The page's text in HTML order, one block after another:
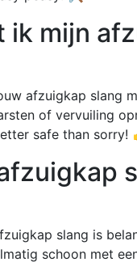
ik mijn
afzuigkap slang
of vervuiling
safe than sorry!
slang is
schoon met